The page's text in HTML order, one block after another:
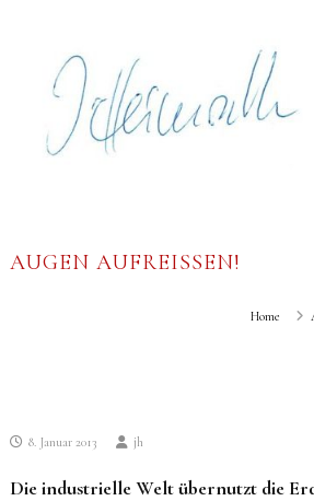
content
Heimrath
AUGEN AUFREISSEN!
Home
8. Januar 2013 jh
Die industrielle Welt übernutzt die